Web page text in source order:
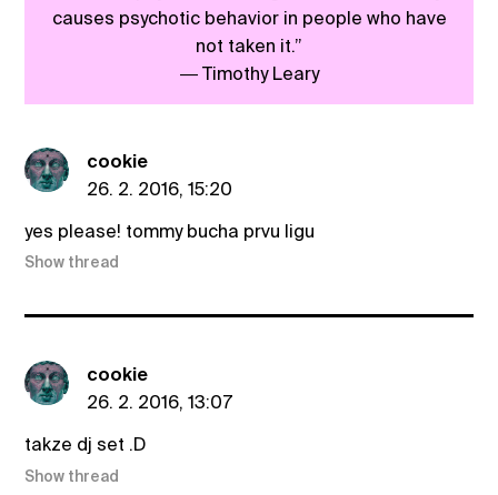
causes psychotic behavior in people who have
not taken it.”
― Timothy Leary
cookie
26. 2. 2016, 15:20
yes please! tommy bucha prvu ligu
Show thread
cookie
26. 2. 2016, 13:07
takze dj set .D
Show thread